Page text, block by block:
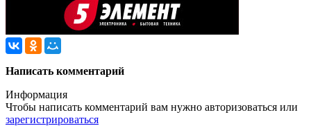
Написать комментарий
Информация
Чтобы написать комментарий вам нужно авторизоваться или
зарегистрироваться